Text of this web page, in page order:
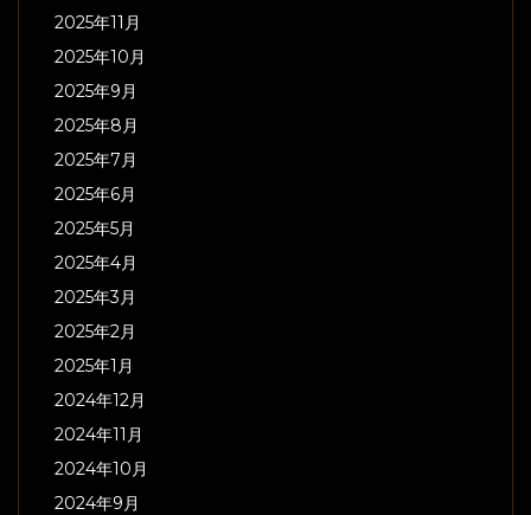
2025年11月
2025年10月
2025年9月
2025年8月
2025年7月
2025年6月
2025年5月
2025年4月
2025年3月
2025年2月
2025年1月
2024年12月
2024年11月
2024年10月
2024年9月